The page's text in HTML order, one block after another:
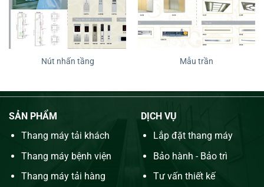
Nút nhấn tầng Mẫu trần
SẢN PHẨM
Thang máy tải khách
Thang máy bệnh viện
Thang máy tải hàng
DỊCH VỤ
Lắp đặt thang máy
Bảo hành - Bảo trì
Tư vấn thiết kế